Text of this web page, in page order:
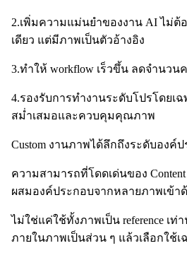
2.เพิ่มความแม่นยำของงาน AI ไม่ต้
เดียว แต่มีภาพเป็นตัวอ้างอิง
3.ทำให้ workflow เร็วขึ้น ลดจำนวน
4.รองรับการทำงานระดับโปรโดยเ
สม่ำเสมอและควบคุมคุณภาพ
Custom งานภาพได้ลึกถึงระดับองค์
ความสามารถที่โดดเด่นของ Content
ผสมองค์ประกอบจากหลายภาพเข้า
ไม่ใช่แค่ใช้ทั้งภาพเป็น reference เ
ภายในภาพเป็นส่วน ๆ แล้วเลือกใช้